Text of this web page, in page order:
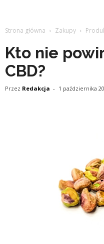
Strona główna Zakupy
Kto nie
CBD?
Przez Redakcja - 1 października